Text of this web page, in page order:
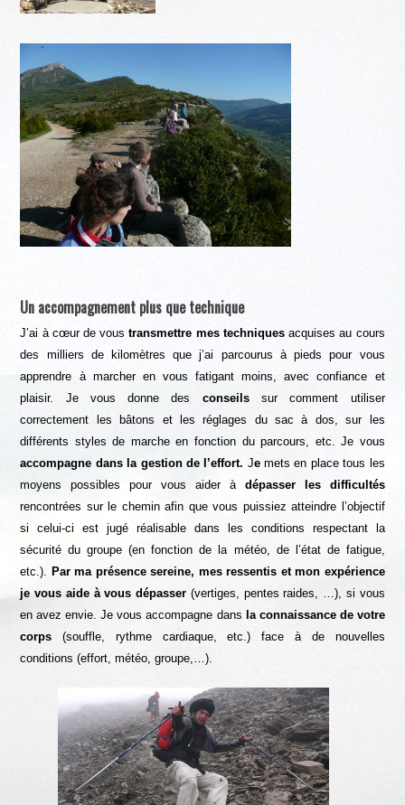
Un accompagnement plus que technique
J’ai à cœur de voustransmettre mes techniquesacquises au cours
des milliers de kilomètres que j’ai parcourus à pieds pour vous
apprendre à marcher en vous fatigant moins, avec confiance et
plaisir. Je vous donne des conseilssur comment utiliser
correctement les bâtons et les réglages du sac à dos, sur les
différents styles de marche en fonction du parcours, etc. Je vous
accompagne dans la gestion de l’effort. Jemets en place tous les
moyens possibles pour vous aider à dépasser les difficultés
rencontrées sur le chemin afin que vous puissiez atteindre l’objectif
si celui-ci est jugé réalisable dans les conditions respectant la
sécurité du groupe (en fonction de la météo, de l’état de fatigue,
etc.). Par ma présence sereine, mesressentis et mon expérience
je vous aideà vous dépasser (vertiges, pentes raides, …), si vous
en avez envie. Je vous accompagne dans la connaissance de votre
corps(souffle, rythme cardiaque, etc.) face à de nouvelles
conditions (effort, météo, groupe,…).